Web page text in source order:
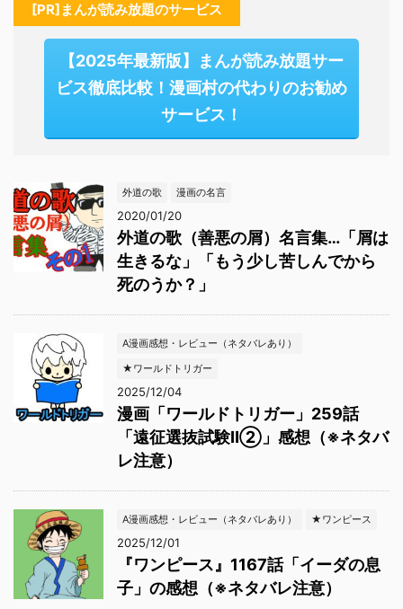
[PR]まんが読み放題のサービス
【2025年最新版】まんが読み放題サー
ビス徹底比較！漫画村の代わりのお勧め
サービス！
外道の歌 漫画の名言
2020/01/20
外道の歌（善悪の屑）名言集…「屑は
生きるな」「もう少し苦しんでから
死のうか？」
A漫画感想・レビュー（ネタバレあり）
★ワールドトリガー
2025/12/04
漫画「ワールドトリガー」259話
「遠征選抜試験Ⅱ②」感想（※ネタバ
レ注意）
A漫画感想・レビュー（ネタバレあり） ★ワンピース
2025/12/01
『ワンピース』1167話「イーダの息
子」の感想（※ネタバレ注意）